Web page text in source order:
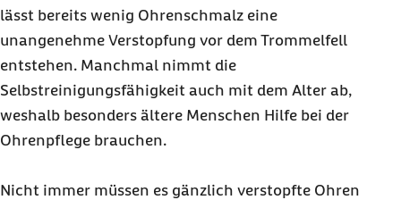
lässt bereits wenig Ohrenschmalz eine
unangenehme Verstopfung vor dem Trommelfell
entstehen. Manchmal nimmt die
Selbstreinigungsfähigkeit auch mit dem Alter ab,
weshalb besonders ältere Menschen Hilfe bei der
Ohrenpflege brauchen.
Nicht immer müssen es gänzlich verstopfte Ohren